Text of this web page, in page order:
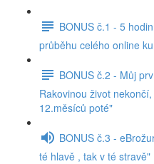
BONUS č.1 - 5
průběhu celého online
BONUS č.2 - Můj
Rakovinou život
12.měsíců poté"
BONUS č.3 -
té hlavě , tak v té stravě"